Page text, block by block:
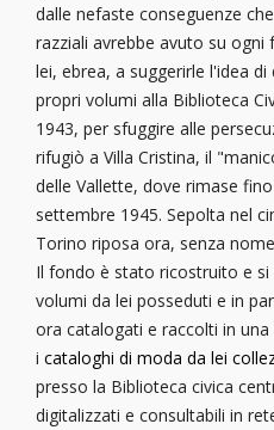
dalle nefaste conseguenze
razziali avrebbe avuto su
lei, ebrea, a suggerirle l'idea
propri volumi alla Biblioteca
1943, per sfuggire alle
rifugiò a Villa Cristina, il
delle Vallette, dove rimase
settembre 1945. Sepolta nel
Torino riposa ora, senza
Il fondo è stato ricostruito e si
volumi da lei posseduti e in
ora catalogati e raccolti in una
i cataloghi di moda da lei
presso la Biblioteca civica
digitalizzati e consultabili in